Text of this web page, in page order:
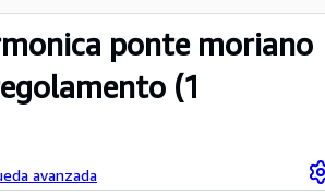
ponte moriano
(1
avanzada